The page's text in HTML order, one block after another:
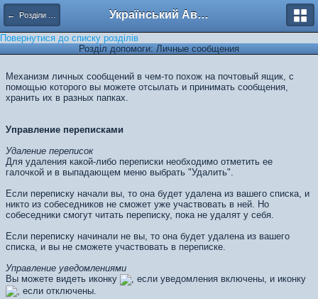
← Розділи допомоги Український Автоклуб ВАЗ
Повернутися до списку розділів
Розділ допомоги: Личные сообщения
Механизм личных сообщений в чем-то похож на почтовый ящик, с
помощью которого вы можете отсылать и принимать сообщения,
хранить их в разных папках.
Управление переписками
Удаление переписок
Для удаления какой-либо переписки необходимо отметить ее
галочкой и в выпадающем меню выбрать "Удалить".
Если переписку начали вы, то она будет удалена из вашего списка, и
никто из собеседников не сможет уже участвовать в ней. Но
собеседники смогут читать переписку, пока не удалят у себя.
Если переписку начинали не вы, то она будет удалена из вашего
списка, и вы не сможете участвовать в переписке.
Управление уведомлениями
Вы можете видеть иконку
, если уведомления включены, и иконку
, если отключены.